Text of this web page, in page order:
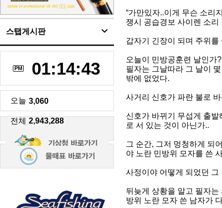
스탭게시판
PM 01:14:44
오늘 3,060
전체 2,943,288
“가만있자..이게 무슨 소리
쟁시 공습경보 사이렌 소리
갑자기 긴장이 되며 주위
오늘이 민방공훈련 날인가
필자는 그날따라 그 날이
밖에 없었다.
사거리 신호가 파란 불로
신호가 바뀌기 무섭게 출
로 서 있는 것이 아닌가..
그 순간, 그저 멍청하게 되
야 노란 민방위 모자를 쓴
사정이야 어떻게 되었던
뒤늦게 상황을 알고 필자
방위 노란 모자 쓴 남자가